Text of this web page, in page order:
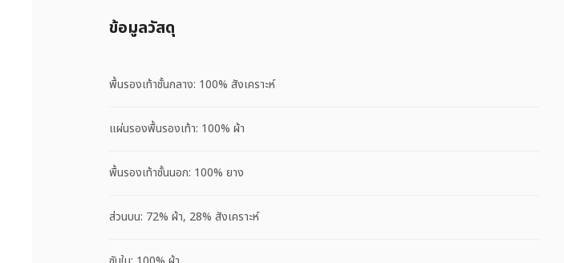
ข้อมูลวัสดุ
พื้นรองเท้าชั้นกลาง: 100% สังเคราะห์
แผ่นรองพื้นรองเท้า: 100% ผ้า
พื้นรองเท้าชั้นนอก: 100% ยาง
ส่วนบน: 72% ผ้า, 28% สังเคราะห์